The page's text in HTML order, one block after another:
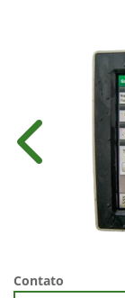
Anterior
Contato